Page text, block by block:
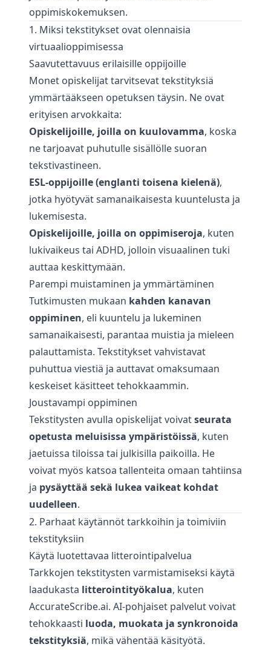
oppimiskokemuksen.
1. Miksi tekstitykset ovat olennaisia
virtuaalioppimisessa
Saavutettavuus erilaisille oppijoille
Monet opiskelijat tarvitsevat tekstityksiä
ymmärtääkseen opetuksen täysin. Ne ovat
erityisen arvokkaita:
Opiskelijoille, joilla on kuulovamma, koska
ne tarjoavat puhutulle sisällölle suoran
tekstivastineen.
ESL-oppijoille (englanti toisena kielenä),
jotka hyötyvät samanaikaisesta kuuntelusta ja
lukemisesta.
Opiskelijoille, joilla on oppimiseroja, kuten
lukivaikeus tai ADHD, jolloin visuaalinen tuki
auttaa keskittymään.
Parempi muistaminen ja ymmärtäminen
Tutkimusten mukaan kahden kanavan
oppiminen, eli kuuntelu ja lukeminen
samanaikaisesti, parantaa muistia ja mieleen
palauttamista. Tekstitykset vahvistavat
puhuttua viestiä ja auttavat omaksumaan
keskeiset käsitteet tehokkaammin.
Joustavampi oppiminen
Tekstitysten avulla opiskelijat voivatseurata
opetusta meluisissa ympäristöissä, kuten
jaetuissa tiloissa tai julkisilla paikoilla. He
voivat myös katsoa tallenteita omaan tahtiinsa
ja pysäyttää sekä lukea vaikeat kohdat
uudelleen.
2. Parhaat käytännöt tarkkoihin ja toimiviin
tekstityksiin
Käytä luotettavaa litterointipalvelua
Tarkkojen tekstitysten varmistamiseksi käytä
laadukasta litterointityökalua, kuten
AccurateScribe.ai. AI-pohjaiset palvelut voivat
tehokkaasti luoda, muokata ja synkronoida
tekstityksiä, mikä vähentää käsityötä.